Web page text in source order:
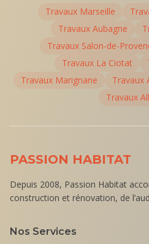
Travaux Marseille
Travaux Aubagne
Travaux Salon-de-
Travaux La Ciotat
Travaux Marignane Travaux
Travaux
PASSION HABITAT
Depuis 2008, Passion Habitat
construction et rénovation, de
Nos Services